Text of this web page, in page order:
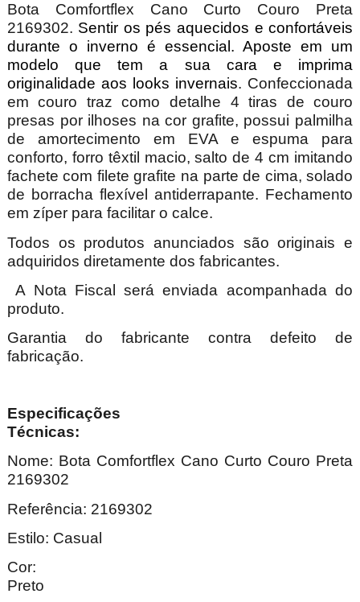
Bota Comfortflex Cano Curto Couro Preta
2169302. Sentir os pés aquecidos e confortáveis
durante o inverno é essencial. Aposte em um
modelo que tem a sua cara e imprima
originalidade aos looks invernais. Confeccionada
em couro traz como detalhe 4 tiras de couro
presas por ilhoses na cor grafite, possui palmilha
de amortecimento em EVA e espuma para
conforto, forro têxtil macio, salto de 4 cm imitando
fachete com filete grafite na parte de cima, solado
de borracha flexível antiderrapante. Fechamento
em zíper para facilitar o calce.
Todos os produtos anunciados são originais e
adquiridos diretamente dos fabricantes.
A Nota Fiscal será enviada acompanhada do
produto.
Garantia do fabricante contra defeito de
fabricação.
Especificações
Nome: Bota Comfortflex Cano Curto Couro Preta
2169302
Referência: 2169302
Estilo: Casual
Cor: